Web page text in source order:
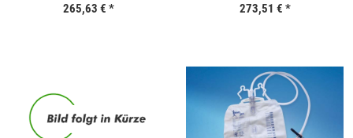
265,63 € * 273,51 € *